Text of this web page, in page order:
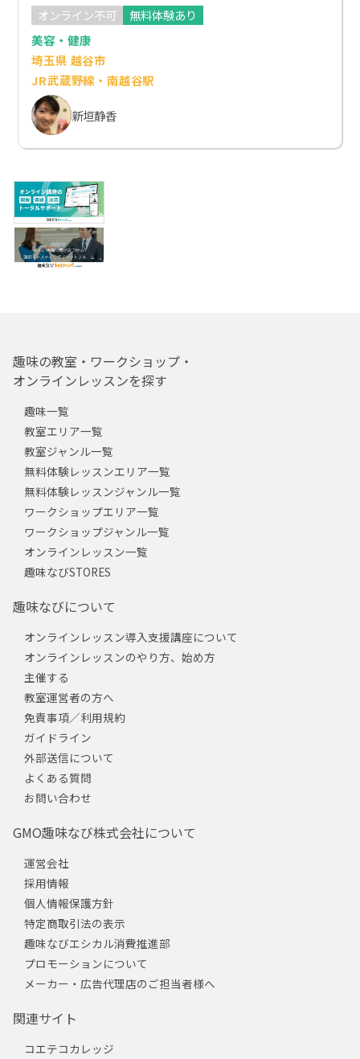
オンライン不可
無料体験あり
美容・健康
埼玉県 越谷市
JR武蔵野線・南越谷駅
新垣静香
趣味の教室・ワークショップ・
オンラインレッスンを探す
趣味一覧
教室エリア一覧
教室ジャンル一覧
無料体験レッスンエリア一覧
無料体験レッスンジャンル一覧
ワークショップエリア一覧
ワークショップジャンル一覧
オンラインレッスン一覧
趣味なびSTORES
趣味なびについて
オンラインレッスン導入支援講座について
オンラインレッスンのやり方、始め方
主催する
教室運営者の方へ
免責事項／利用規約
ガイドライン
外部送信について
よくある質問
お問い合わせ
GMO趣味なび株式会社について
運営会社
採用情報
個人情報保護方針
特定商取引法の表示
趣味なびエシカル消費推進部
プロモーションについて
メーカー・広告代理店のご担当者様へ
関連サイト
コエテコカレッジ